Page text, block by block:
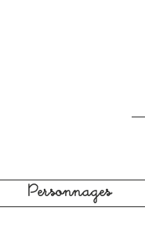
Personnages